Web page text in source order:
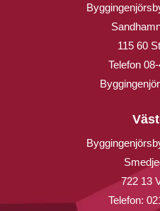
115 60
Telefon
722 13
Telefon: